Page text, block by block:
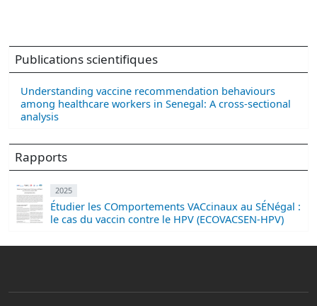
Publications scientifiques
Understanding vaccine recommendation behaviours
among healthcare workers in Senegal: A cross-sectional
analysis
Rapports
2025
Étudier les COmportements VACcinaux au SÉNégal :
le cas du vaccin contre le HPV (ECOVACSEN-HPV)